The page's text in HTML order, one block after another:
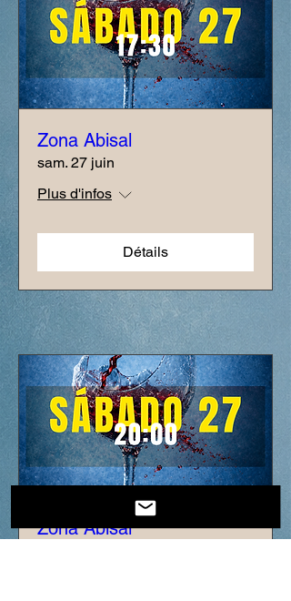
Zona Abisal
sam. 27 juin
Plus d'infos
Détails
Zona Abisal